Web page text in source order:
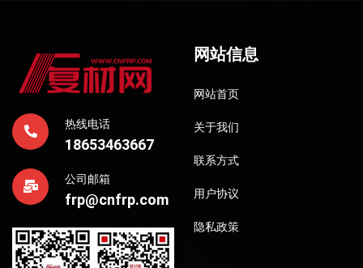
热线电话
18653463667
公司邮箱
frp@cnfrp.com
网站信息
网站首页
关于我们
联系方式
用户协议
隐私政策